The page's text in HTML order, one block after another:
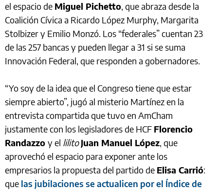
el espacio de Miguel Pichetto, que abraza desde la
Coalición Cívica a Ricardo López Murphy, Margarita
Stolbizer y Emilio Monzó. Los “federales” cuentan 23
de las 257 bancas y pueden llegar a 31 si se suma
Innovación Federal, que responden a gobernadores.
“Yo soy de la idea que el Congreso tiene que estar
siempre abierto”, jugó al misterio Martínez en la
entrevista compartida que tuvo en AmCham
justamente con los legisladores de HCF Florencio
Randazzo y el lilito Juan Manuel López, que
aprovechó el espacio para exponer ante los
empresarios la propuesta del partido de Elisa Carrió:
que las jubilaciones se actualicen por el Índice de